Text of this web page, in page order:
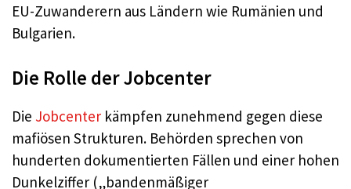
EU-Zuwanderern aus Ländern wie Rumänien und
Bulgarien.
Die Rolle der Jobcenter
Die Jobcenter kämpfen zunehmend gegen diese
mafiösen Strukturen. Behörden sprechen von
hunderten dokumentierten Fällen und einer hohen
Dunkelziffer („bandenmäßiger